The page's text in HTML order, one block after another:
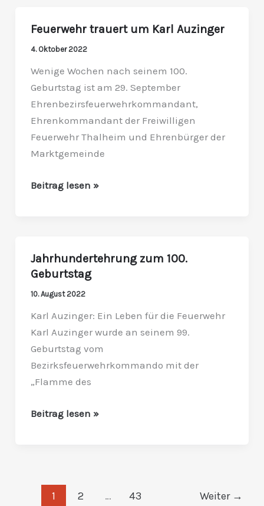
Feuerwehr trauert um Karl Auzinger
4. Oktober 2022
Wenige Wochen nach seinem 100.
Geburtstag ist am 29. September
Ehrenbezirsfeuerwehrkommandant,
Ehrenkommandant der Freiwilligen
Feuerwehr Thalheim und Ehrenbürger der
Marktgemeinde
Feuerwehr
trauert
Beitrag lesen »
Jahrhundertehrung zum 100.
Geburtstag
10. August 2022
Karl Auzinger: Ein Leben für die Feuerwehr
Karl Auzinger wurde an seinem 99.
Geburtstag vom
Bezirksfeuerwehrkommando mit der
„Flamme des
Jahrhundertehrung
zum
100.
Beitrag lesen »
1 2 … 43 Weiter →